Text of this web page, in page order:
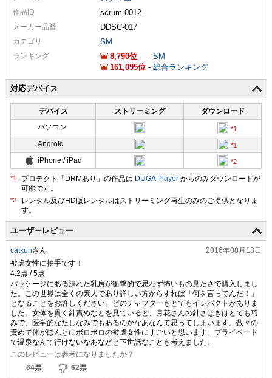
作品ID scrum-0012
メーカー品番 DDSC-017
カテゴリ SM
ランキング 8,790 - SM
161,095
- 総合ランキング
対応デバイス
デバイス ストリーミング
ダウンロード
パソコン
Android
iPhone / iPad
プロテクト「DRMあり」の作品は DUGA Player からのみダウンロードが
可能です。
ユーザーレビュー
catkunさん
2016年08月18日
被虐女性に拍手です！
パッケージにある潰れた乳房が衝撃的で思わず怖いもの見たさで購入しまし
た。この世界は全くの素人であり詳しい方からすれば「何を言ってんだ！」
となることをお許しください。どのチャプターもとてもインパクトがありま
した。女体を貫く針責めなどを見ていると、月花さんの針さばきはとても巧
みで、医学的なたしなみでもあるのかなあなんて思ってしまいます。数々の
責めで体がほんとにボロボロの被虐女性にすごいと思います。プライベート
で温泉なんて行けないなあなどと下世話なことも考えました。
このレビューは参考になりましたか？
64票 62票